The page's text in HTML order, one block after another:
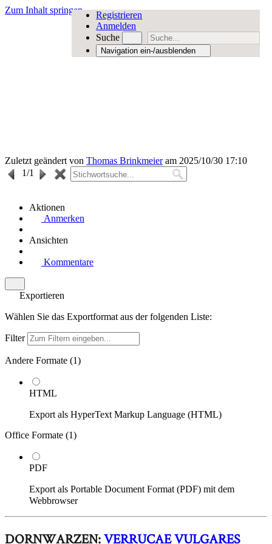
Zum Inhalt springen
Registrieren
Anmelden
Suche
Navigation ein-/ausblenden
Zuletzt geändert von Thomas Brinkmeieram 2025/10/30 17:10
1/1
Aktionen
Anmerken
Ansichten
Kommentare
Exportieren
Wählen Sie das Exportformat aus der folgenden Liste:
Filter
Andere Formate (1)
HTML
Export als HyperText Markup Language (HTML)
Office Formate (1)
PDF
Export als Portable Document Format (PDF) mit dem
Webbrowser
DORNWARZEN:VERRUCAE VULGARES